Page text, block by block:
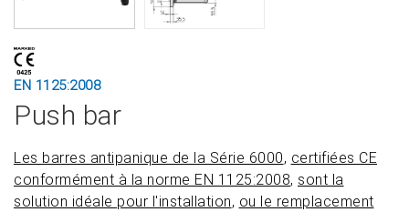
EN 1125:2008
Push bar
Les barres antipanique de la Série 6000, certifiées CE
conformément à la norme EN 1125:2008, sont la
solution idéale pour l'installation, ou le remplacement